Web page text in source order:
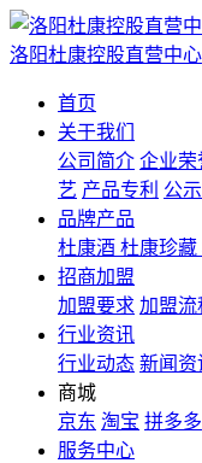
洛阳杜康控股直营中心
首页
关于我们
公司简介 企业荣
艺 产品专利 公
品牌产品
杜康酒 杜康珍藏
招商加盟
加盟要求 加盟流
行业资讯
行业动态 新闻资
商城
京东 淘宝 拼多多
服务中心